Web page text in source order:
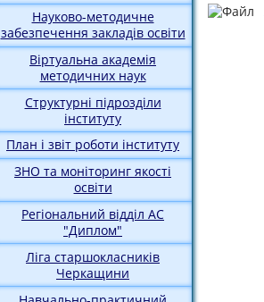
Науково-методичне
забезпечення закладів освіти
Віртуальна академія
методичних наук
Структурні підрозділи
інституту
План і звіт роботи інституту
ЗНО та моніторинг якості
освіти
Регіональний відділ АС
"Диплом"
Ліга старшокласників
Черкащини